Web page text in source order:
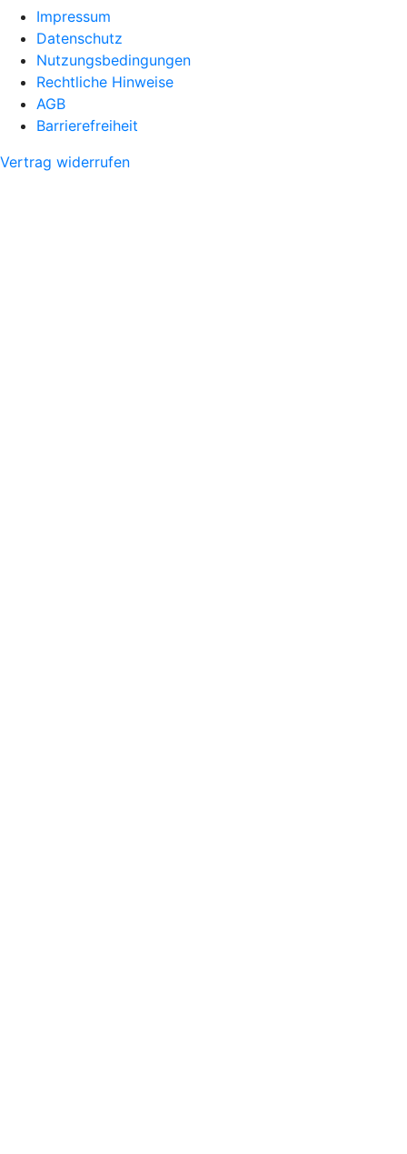
Impressum
Datenschutz
Nutzungsbedingungen
Rechtliche Hinweise
AGB
Barrierefreiheit
Vertrag widerrufen